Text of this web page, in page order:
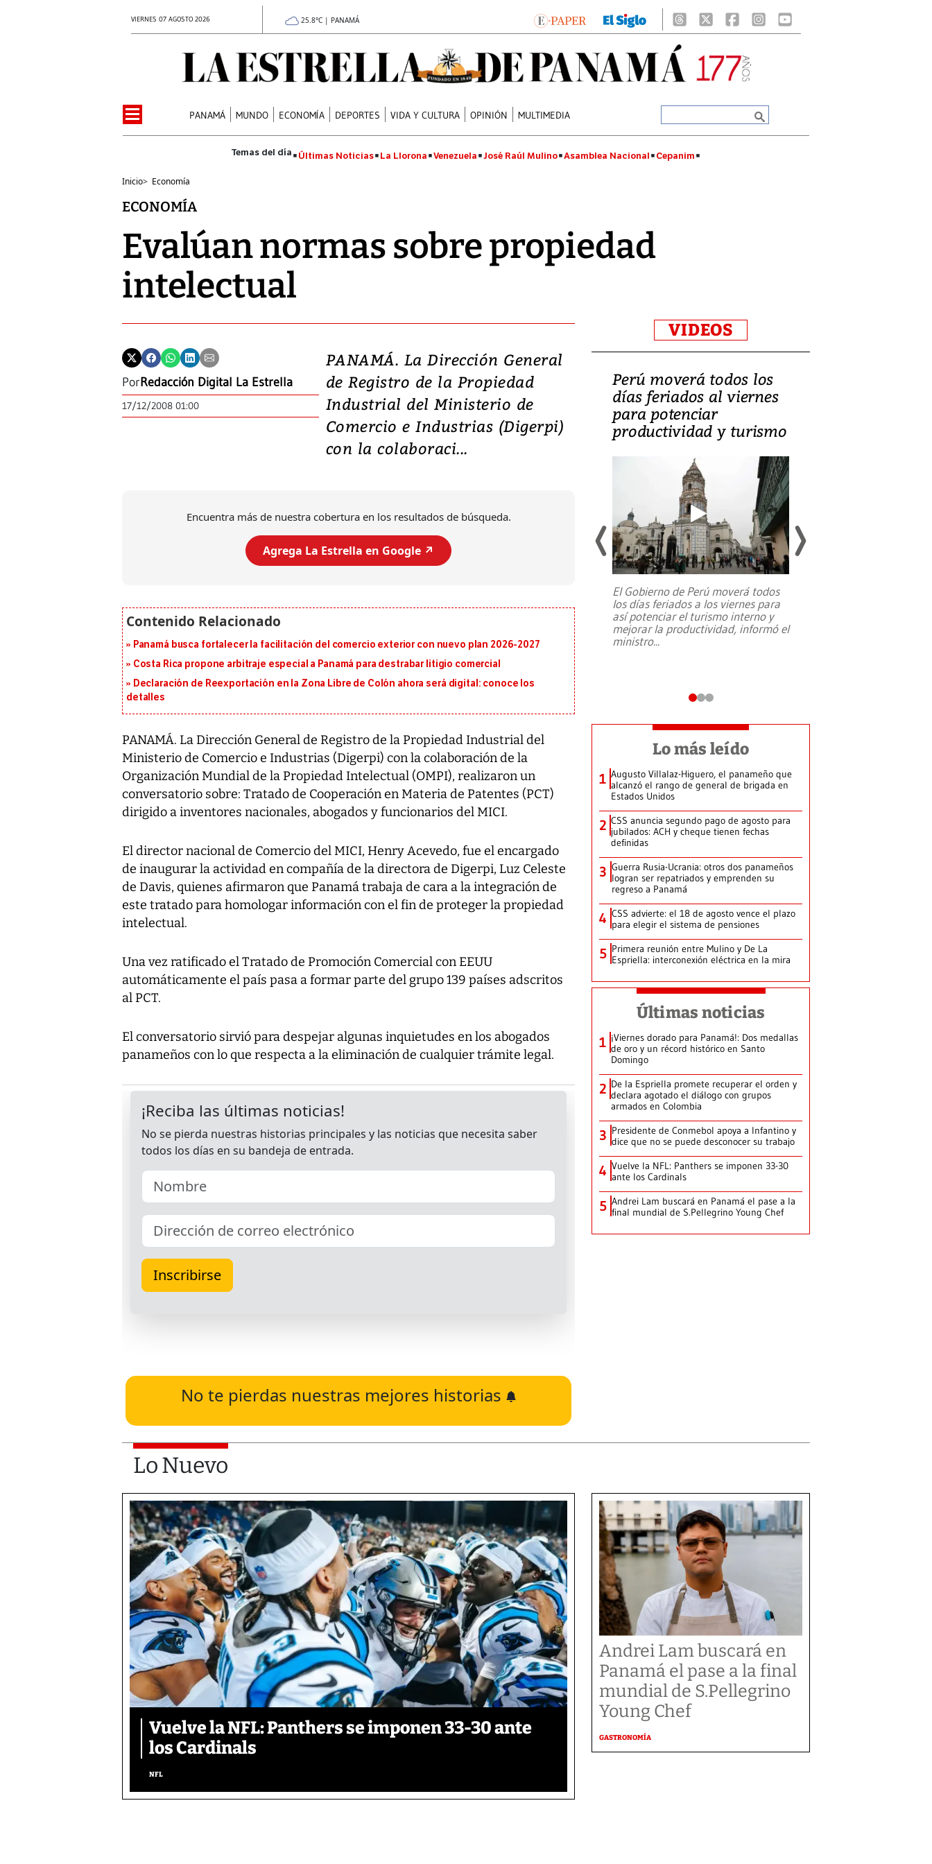
VIERNES 07 AGOSTO 2026 25.8°C | PANAMÁ
PANAMÁ MUNDO ECONOMÍA DEPORTES VIDA Y CULTURA OPINIÓN MULTIMEDIA
Últimas Noticias La Llorona Venezuela José Raúl Mulino Asamblea Nacional Cepanim
Inicio> Economía
ECONOMÍA
Evalúan normas sobre propiedad
intelectual
PorRedacción Digital La Estrella
17/12/2008 01:00
PANAMÁ. La Dirección General
de Registro de la Propiedad
Industrial del Ministerio de
Comercio e Industrias (Digerpi)
con la colaboraci...
Encuentra más de nuestra cobertura en los resultados de búsqueda.
Agrega La Estrella en Google ↗️
Panamá busca fortalecer la facilitación del comercio exterior con nuevo plan 2026-2027
Costa Rica propone arbitraje especial a Panamá para destrabar litigio comercial
Declaración de Reexportación en la Zona Libre de Colón ahora será digital: conoce los
detalles
PANAMÁ. La Dirección General de Registro de la Propiedad Industrial del
Ministerio de Comercio e Industrias (Digerpi) con la colaboración de la
Organización Mundial de la Propiedad Intelectual (OMPI), realizaron un
conversatorio sobre: Tratado de Cooperación en Materia de Patentes (PCT)
dirigido a inventores nacionales, abogados y funcionarios del MICI.
El director nacional de Comercio del MICI, Henry Acevedo, fue el encargado
de inaugurar la actividad en compañía de la directora de Digerpi, Luz Celeste
de Davis, quienes afirmaron que Panamá trabaja de cara a la integración de
este tratado para homologar información con el fin de proteger la propiedad
intelectual.
Una vez ratificado el Tratado de Promoción Comercial con EEUU
automáticamente el país pasa a formar parte del grupo 139 países adscritos
al PCT.
El conversatorio sirvió para despejar algunas inquietudes en los abogados
panameños con lo que respecta a la eliminación de cualquier trámite legal.
No te pierdas nuestras mejores historias
VIDEOS
Video: Lula lanza su
candidatura con
promesas de inversión
en defensa, educación y
tierras raras
Entre recuerdos y escuetas
da Silva, oficializó este domingo su
candidatura ...
Perú moverá todos los
días feriados al viernes
para potenciar
productividad y turismo
El Gobierno de Perú moverá todos
los días feriados a los viernes para
así potenciar el turismo interno y
mejorar la productividad, informó el
ministro...
Lo más leído
1 Augusto Villalaz-Higuero, el panameño que
alcanzó el rango de general de brigada en
Estados Unidos
2 CSS anuncia segundo pago de agosto para
jubilados: ACH y cheque tienen fechas
definidas
3 Guerra Rusia-Ucrania: otros dos panameños
logran ser repatriados y emprenden su
regreso a Panamá
4 CSS advierte: el 18 de agosto vence el plazo
para elegir el sistema de pensiones
5 Primera reunión entre Mulino y De La
Espriella: interconexión eléctrica en la mira
Últimas noticias
1 ¡Viernes dorado para Panamá!: Dos medallas
de oro y un récord histórico en Santo
Domingo
2 De la Espriella promete recuperar el orden y
declara agotado el diálogo con grupos
armados en Colombia
3 Presidente de Conmebol apoya a Infantino y
dice que no se puede desconocer su trabajo
4 Vuelve la NFL: Panthers se imponen 33-30
ante los Cardinals
5 Andrei Lam buscará en Panamá el pase a la
final mundial de S.Pellegrino Young Chef
Lo Nuevo
Vuelve la NFL: Panthers se imponen 33-30 ante
los Cardinals
NFL
Andrei Lam buscará en
Panamá el pase a la final
mundial de S.Pellegrino
Young Chef
GASTRONOMÍA